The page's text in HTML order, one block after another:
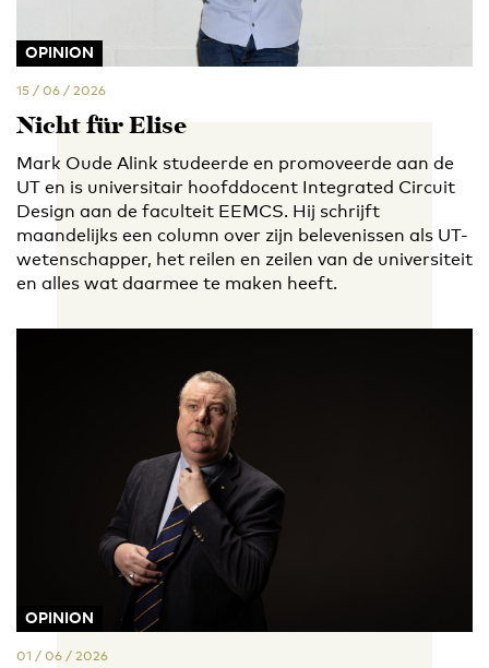
OPINION
15 / 06 / 2026
Nicht für Elise
Mark Oude Alink studeerde en promoveerde aan de
UT en is universitair hoofddocent Integrated Circuit
Design aan de faculteit EEMCS. Hij schrijft
maandelijks een column over zijn belevenissen als UT-
wetenschapper, het reilen en zeilen van de universiteit
en alles wat daarmee te maken heeft.
OPINION
01 / 06 / 2026